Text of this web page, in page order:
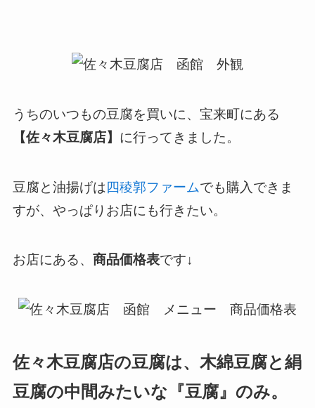
うちのいつもの豆腐を買いに、宝来町にある
【佐々木豆腐店】 に行ってきました。
豆腐と油揚げは四稜郭ファームでも購入できま
すが、やっぱりお店にも行きたい。
お店にある、 商品価格表です↓
佐々木豆腐店の豆腐は、木綿豆腐と絹
豆腐の中間みたいな『豆腐』のみ。